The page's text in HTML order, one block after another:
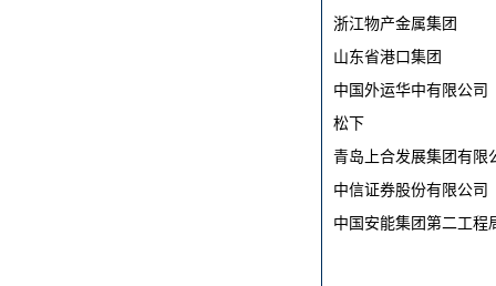
浙江物产金属集团
山东省港口集团
中国外运华中有限公司
松下
青岛上合发展集团有限
中信证券股份有限公司
中国安能集团第二工程